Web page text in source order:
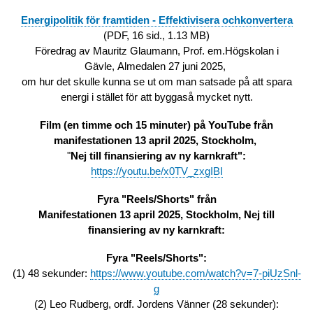
Energipolitik för framtiden - Effektivisera ochkonvertera
(PDF, 16 sid., 1.13 MB)
Föredrag av Mauritz Glaumann, Prof. em.Högskolan i
Gävle, Almedalen 27 juni 2025,
om hur det skulle kunna se ut om man satsade på att spara
energi i stället för att byggaså mycket nytt.
Film (en timme och 15 minuter) på YouTube från
manifestationen 13 april 2025, Stockholm,
"Nej till finansiering av ny karnkraft":
https://youtu.be/x0TV_zxgIBI
Fyra "Reels/Shorts" från
Manifestationen 13 april 2025, Stockholm, Nej till
finansiering av ny karnkraft:
Fyra "Reels/Shorts":
(1) 48 sekunder: https://www.youtube.com/watch?v=7-piUzSnl-
g
(2) Leo Rudberg, ordf. Jordens Vänner (28 sekunder):